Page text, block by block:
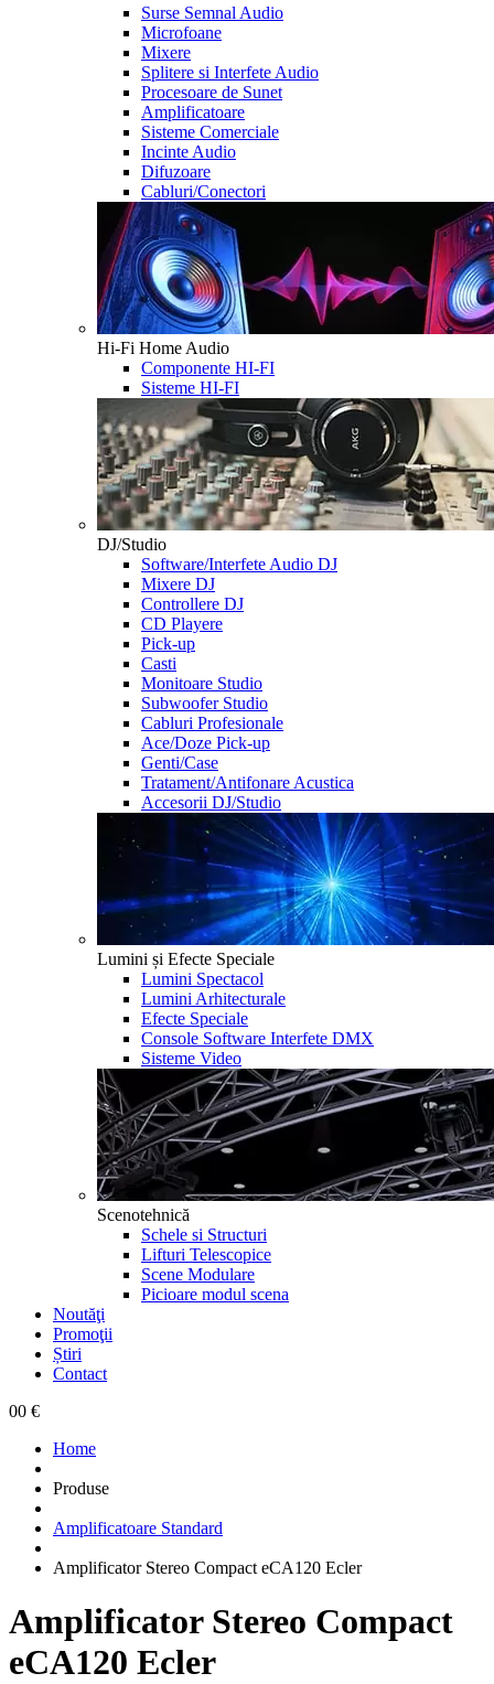
Surse Semnal Audio
Microfoane
Mixere
Splitere si Interfete Audio
Procesoare de Sunet
Amplificatoare
Sisteme Comerciale
Incinte Audio
Difuzoare
Cabluri/Conectori
Hi-Fi Home Audio
Componente HI-FI
Sisteme HI-FI
DJ/Studio
Software/Interfete Audio DJ
Mixere DJ
Controllere DJ
CD Playere
Pick-up
Casti
Monitoare Studio
Subwoofer Studio
Cabluri Profesionale
Ace/Doze Pick-up
Genti/Case
Tratament/Antifonare Acustica
Accesorii DJ/Studio
Lumini și Efecte Speciale
Lumini Spectacol
Lumini Arhitecturale
Efecte Speciale
Console Software Interfete DMX
Sisteme Video
Scenotehnică
Schele si Structuri
Lifturi Telescopice
Scene Modulare
Picioare modul scena
Noutăţi
Promoţii
Știri
Contact
00 €
Home
Produse
Amplificatoare Standard
Amplificator Stereo Compact eCA120 Ecler
Amplificator Stereo Compact
eCA120 Ecler